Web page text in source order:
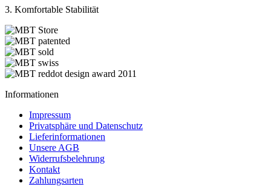
3. Komfortable Stabilität
Informationen
Impressum
Privatsphäre und Datenschutz
Lieferinformationen
Unsere AGB
Widerrufsbelehrung
Kontakt
Zahlungsarten